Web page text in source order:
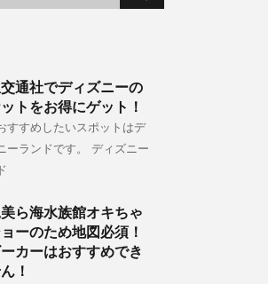
通社でディズニーの
トをお得にゲット！
すすめしたいスポットはデ
ーランドです。 ディズニー
ら海水族館オキちゃ
ーのため地図必須！
カーはおすすめでき
！